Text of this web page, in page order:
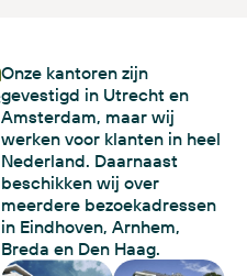
Onze kantoren zijn
gevestigd in Utrecht en
Amsterdam, maar wij
werken voor klanten in heel
Nederland. Daarnaast
beschikken wij over
meerdere bezoekadressen
in Eindhoven, Arnhem,
Breda en Den Haag.